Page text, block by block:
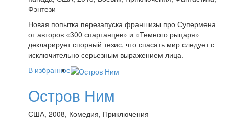
Фэнтези
Новая попытка перезапуска франшизы про Супермена
от авторов «300 спартанцев» и «Темного рыцаря»
декларирует спорный тезис, что спасать мир следует с
исключительно серьезным выражением лица.
В избранное
Остров Ним
США, 2008, Комедия, Приключения